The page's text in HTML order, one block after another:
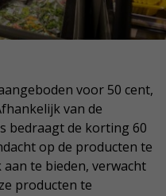
voor 50 cent,
van de
bedraagt de korting 60
op de producten te
te bieden, verwacht
producten te